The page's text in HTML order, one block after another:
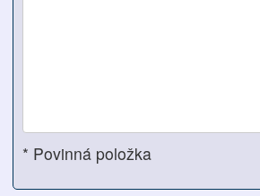
* Povinná položka